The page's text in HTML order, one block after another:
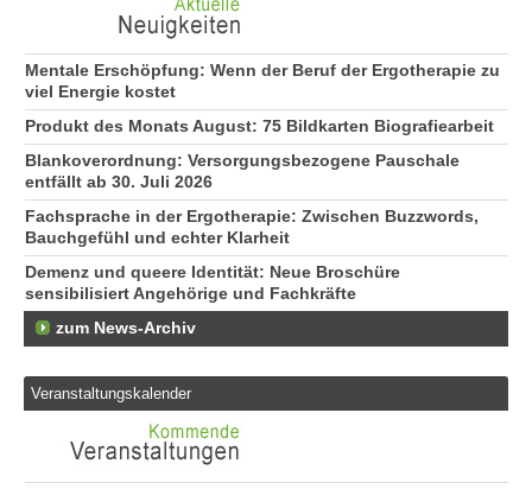
Mentale Erschöpfung: Wenn der Beruf der Ergotherapie zu
viel Energie kostet
Produkt des Monats August: 75 Bildkarten Biografiearbeit
Blankoverordnung: Versorgungsbezogene Pauschale
entfällt ab 30. Juli 2026
Fachsprache in der Ergotherapie: Zwischen Buzzwords,
Bauchgefühl und echter Klarheit
Demenz und queere Identität: Neue Broschüre
sensibilisiert Angehörige und Fachkräfte
zum News-Archiv
Veranstaltungskalender